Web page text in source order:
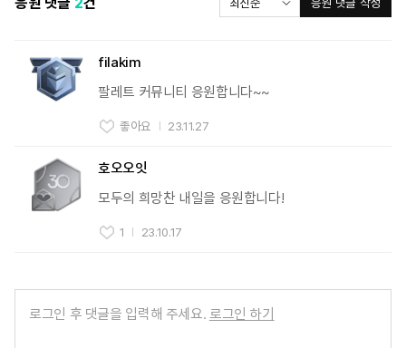
filakim
팔레트 커뮤니티 응원합니다~~
좋아요 23.11.27
호오오잇
모두의 희망찬 내일을 응원합니다!
1 23.10.17
로그인 후 댓글을 입력해 주세요. 로그인 하기